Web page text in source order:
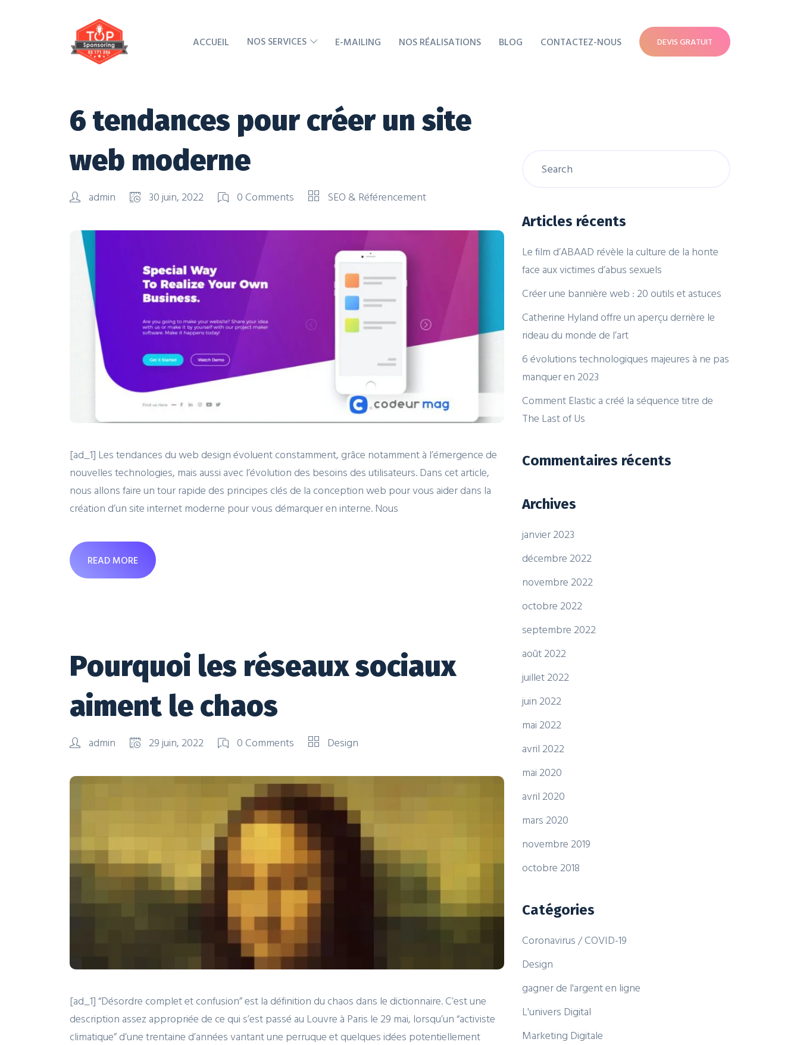
ACCUEIL NOS SERVICES E-MAILING NOS RÉALISATIONS BLOG CONTACTEZ-NOUS DEVIS GRATUIT
6 tendances pour créer un site
web moderne
admin 30 juin, 2022 0 Comments SEO & Référencement
[ad_1] Les tendances du web design évoluent constamment, grâce notamment à l’émergence de
nouvelles technologies, mais aussi avec l’évolution des besoins des utilisateurs. Dans cet article,
nous allons faire un tour rapide des principes clés de la conception web pour vous aider dans la
création d’un site internet moderne pour vous démarquer en interne. Nous
READ MORE
Pourquoi les réseaux sociaux
aiment le chaos
admin 29 juin, 2022 0 Comments Design
[ad_1] “Désordre complet et confusion” est la définition du chaos dans le dictionnaire. C’est une
description assez appropriée de ce qui s’est passé au Louvre à Paris le 29 mai, lorsqu’un “activiste
climatique” d’une trentaine d’années vantant une perruque et quelques idées potentiellement
Articles récents
Le film d’ABAAD révèle la culture de la honte
face aux victimes d’abus sexuels
Créer une bannière web : 20 outils et astuces
Catherine Hyland offre un aperçu derrière le
rideau du monde de l’art
6 évolutions technologiques majeures à ne pas
manquer en 2023
Comment Elastic a créé la séquence titre de
The Last of Us
Commentaires récents
Archives
janvier 2023
décembre 2022
novembre 2022
octobre 2022
septembre 2022
août 2022
juillet 2022
juin 2022
mai 2022
avril 2022
mai 2020
avril 2020
mars 2020
novembre 2019
octobre 2018
Catégories
Coronavirus / COVID-19
Design
gagner de l'argent en ligne
L'univers Digital
Marketing Digitale